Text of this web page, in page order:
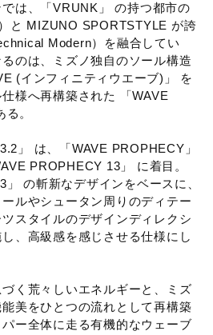
外し可）
向け
は、「VRUNK」 の持つ都市の
と MIZUNO SPORTSTYLE が誇
Modern）を融合してい
のは、ミズノ独自のソール構造
(インフィニティウエーブ)」 を
様へ再構築された 「WAVE
。
」 は、「WAVE PROPHECY」
PROPHECY 13」 に着目。
」 の斬新なデザインをベースに、
ルやシュータン周りのディテー
スタイルのデザインディレクシ
、高級感を感じさせる仕様にし
く荒々しいエネルギーと、ミズ
美をひとつの流れとして再構築
ー全体に走る有機的なウェーブ